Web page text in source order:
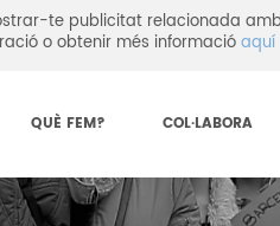
te publicitat relacionada
o obtenir més informacióaquí
QUÈ FEM? COL·LABORA